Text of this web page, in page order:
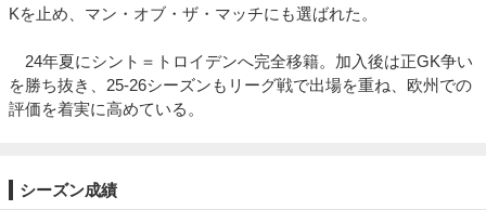
Kを止め、マン・オブ・ザ・マッチにも選ばれた。
24年夏にシント＝トロイデンへ完全移籍。加入後は正GK争い
を勝ち抜き、25-26シーズンもリーグ戦で出場を重ね、欧州での
評価を着実に高めている。
シーズン成績